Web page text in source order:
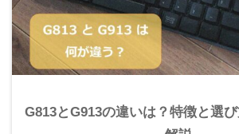
G813とG913の違いは？特徴と選